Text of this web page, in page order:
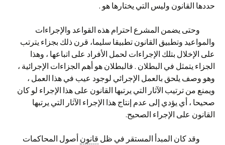
حددها القانون وليس التي يختارها هو .
وحتى يضمن المشرع احترام هذه القواعد والإجراءات
والمواعيد وتطبيق القانون تطبيقا سليما، قرن ذلك بجزاء يترتب
على الإخلال بتلك الإجراءات لحمل الأفراد على اتباعها ، وهذا
الجزاء يتمثل في البطلان . فالبطلان هو أهم الجزاءات الإجرائية ،
وهو وصف يلحق بالعمل الإجرائي لوجود عيب في هذا العمل ،
ويمنع من ترتيب الآثار التي يرتبها القانون على هذا الإجراء لو كان
صحيحا ، أي يؤدي إلى عدم إنتاج هذا الإجراء الآثار التي يرتبها
القانون على الإجراء الصحيح.
وقد كان المبدأ المستقر في ظل قانون أصول المحاكمات